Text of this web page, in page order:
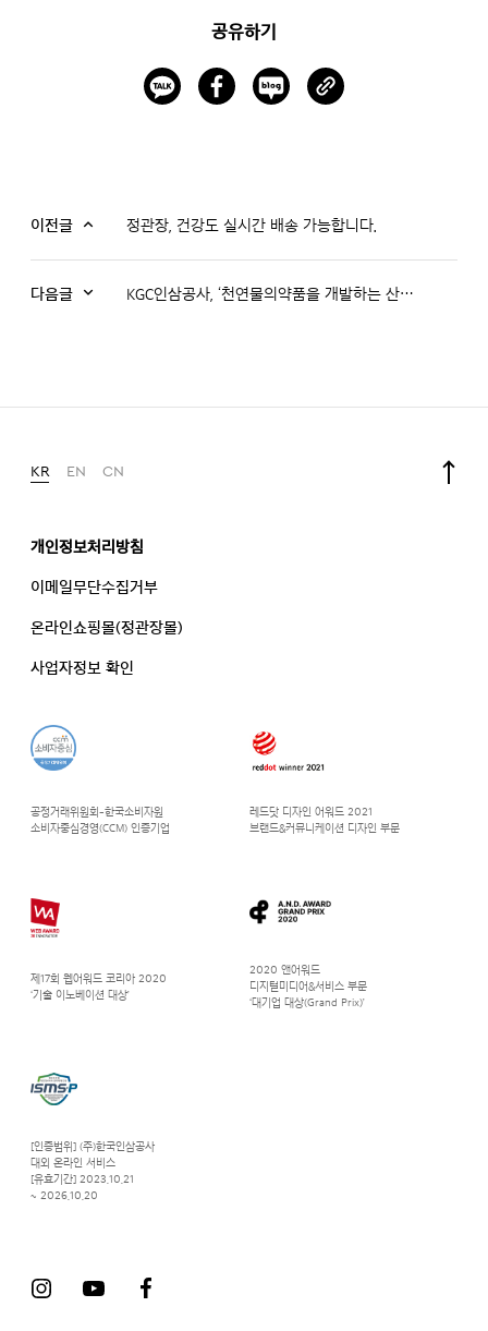
공유하기
이전글 정관장, 건강도 실시간 배송 가능합니다.
다음글 KGC인삼공사, ‘천연물의약품을 개발하는 산업체용 지침서’ 출간
KR EN CN
공정거래위원회-한국소비자원
소비자중심경영(CCM) 인증기업
레드닷 디자인 어워드 2021
브랜드&커뮤니케이션 디자인 부문
제17회 웹어워드 코리아 2020
‘기술 이노베이션 대상’
2020 앤어워드
디지털미디어&서비스 부문
‘대기업 대상(Grand Prix)’
[인증범위] (주)한국인삼공사
대외 온라인 서비스
[유효기간] 2023.10.21
~ 2026.10.20
개인정보처리방침
이메일무단수집거부
온라인쇼핑몰(정관장몰)
사업자정보 확인